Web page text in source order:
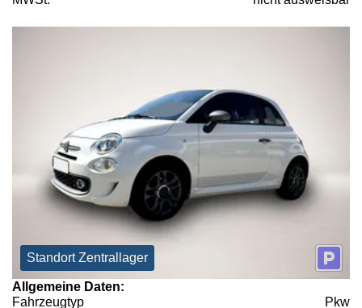
Standort Zentrallager
Allgemeine Daten:
Fahrzeugtyp
Pkw